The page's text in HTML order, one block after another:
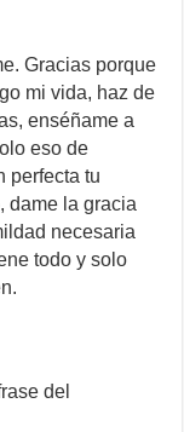
Gracias porque
mi vida, haz de
enséñame a
eso de
perfecta tu
dame la gracia
necesaria
todo y solo
del